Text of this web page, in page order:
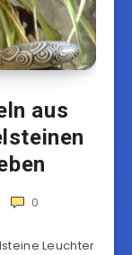
aus
0
​​Leuchter